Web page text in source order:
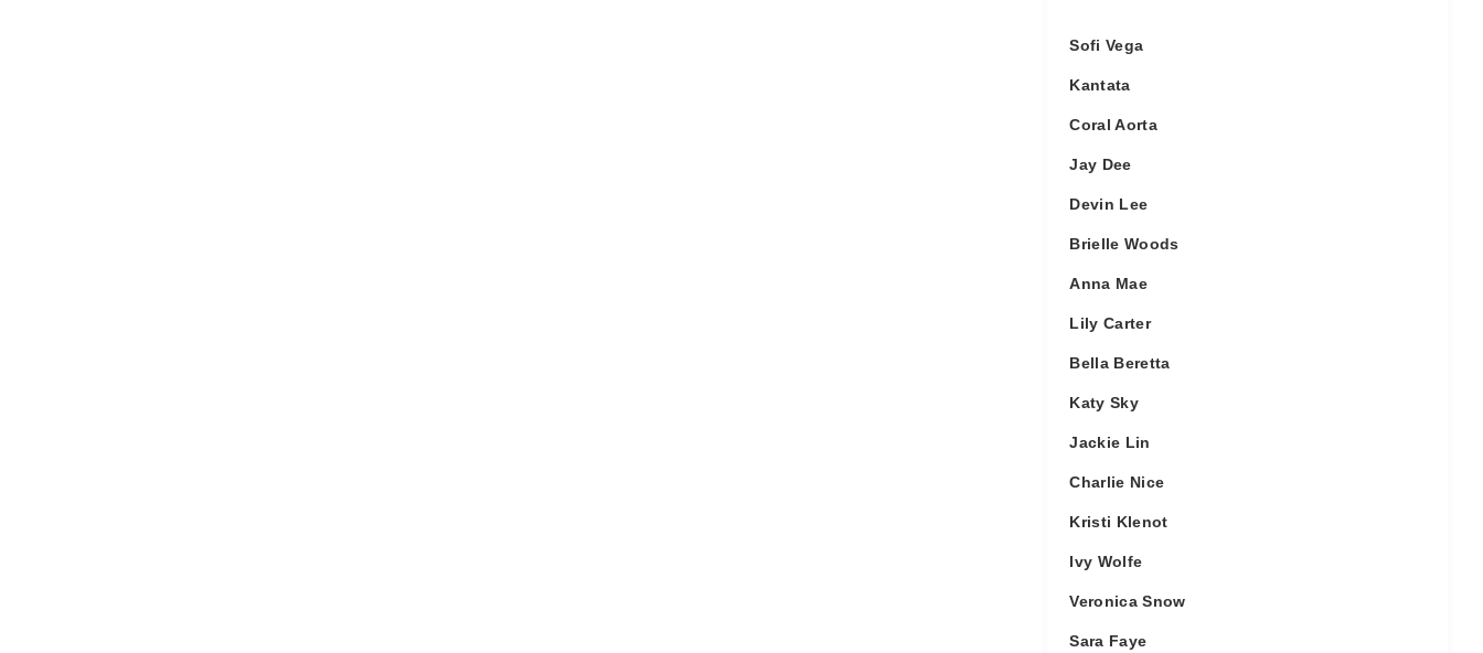
Sofi Vega
Kantata
Coral Aorta
Jay Dee
Devin Lee
Brielle Woods
Anna Mae
Lily Carter
Bella Beretta
Katy Sky
Jackie Lin
Charlie Nice
Kristi Klenot
Ivy Wolfe
Veronica Snow
Sara Faye